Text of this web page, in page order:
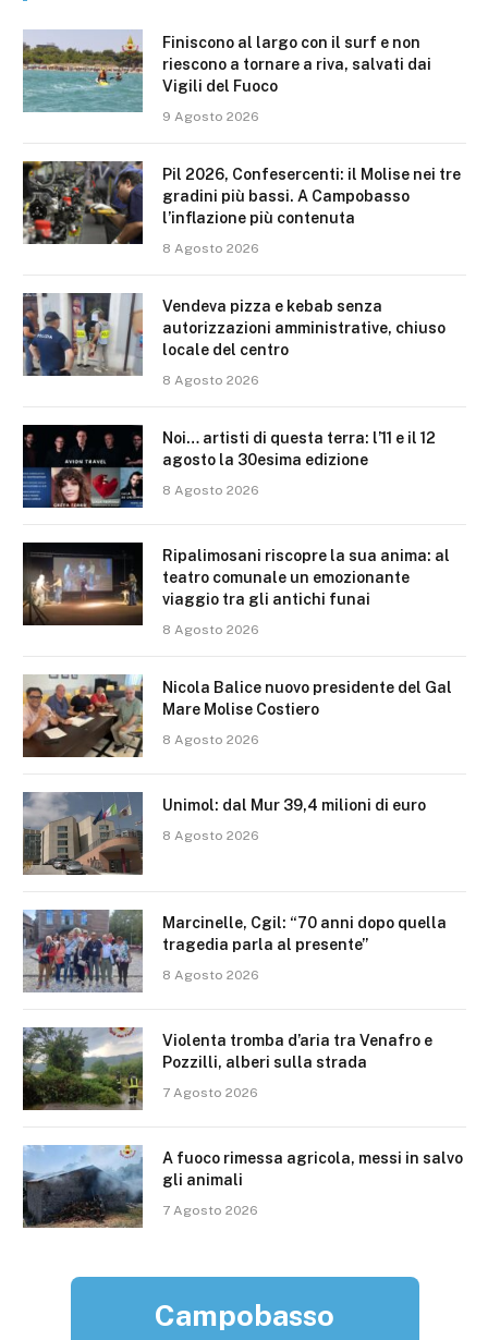
Finiscono al largo con il surf e non
riescono a tornare a riva, salvati dai
Vigili del Fuoco
9 Agosto 2026
Pil 2026, Confesercenti: il Molise nei tre
gradini più bassi. A Campobasso
l’inflazione più contenuta
8 Agosto 2026
Vendeva pizza e kebab senza
autorizzazioni amministrative, chiuso
locale del centro
8 Agosto 2026
Noi… artisti di questa terra: l’11 e il 12
agosto la 30esima edizione
8 Agosto 2026
Ripalimosani riscopre la sua anima: al
teatro comunale un emozionante
viaggio tra gli antichi funai
8 Agosto 2026
Nicola Balice nuovo presidente del Gal
Mare Molise Costiero
8 Agosto 2026
Unimol: dal Mur 39,4 milioni di euro
8 Agosto 2026
Marcinelle, Cgil: “70 anni dopo quella
tragedia parla al presente”
8 Agosto 2026
Violenta tromba d’aria tra Venafro e
Pozzilli, alberi sulla strada
7 Agosto 2026
A fuoco rimessa agricola, messi in salvo
gli animali
7 Agosto 2026
Campobasso